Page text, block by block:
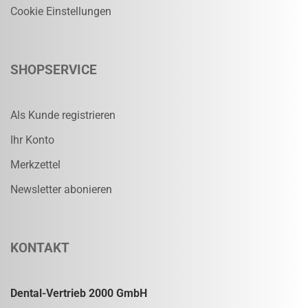
Cookie Einstellungen
SHOPSERVICE
Als Kunde registrieren
Ihr Konto
Merkzettel
Newsletter abonieren
KONTAKT
Dental-Vertrieb 2000 GmbH